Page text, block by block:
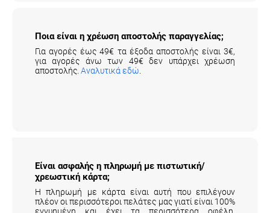
Ποια είναι η χρέωση αποστολής παραγγελίας;
Για αγορές έως 49€ τα έξοδα αποστολής είναι 3€,
για αγορές άνω των 49€ δεν υπάρχει χρέωση
αποστολής. Αναλυτικά εδώ
Είναι ασφαλής η πληρωμή με πιστωτική/
χρεωστική κάρτα;
Η πληρωμή με κάρτα είναι αυτή που επιλέγουν
πλέον οι περισσότεροι πελάτες μας γιατί είναι 100%